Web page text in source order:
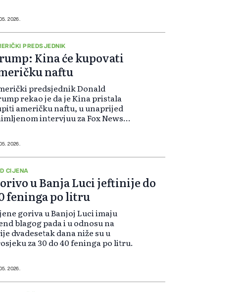
ruta na svijetu.
2026.
PREDSJEDNIK
Kina će kupovati
naftu
predsjednik Donald
rekao je da je Kina pristala
američku naftu, u unaprijed
intervjuu za Fox News
konkretne trgovinske i
pobjede na svom tekućem
summitu.
2026.
CIJENA
u Banja Luci jeftinije do
feninga po litru
goriva u Banjoj Luci imaju
blagog pada i u odnosu na
dvadesetak dana niže su u
za 30 do 40 feninga po litru.
2026.